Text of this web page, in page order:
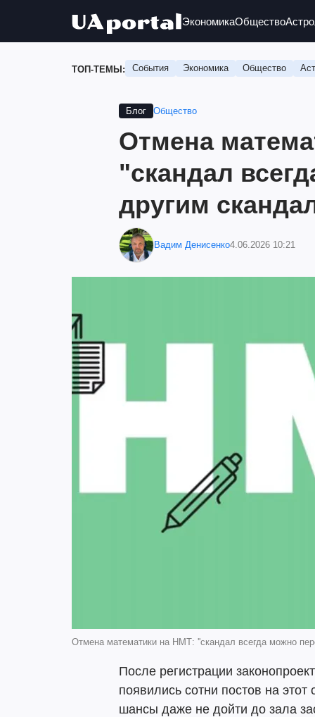
ЭкономикаОбщество
ТОП-ТЕМЫ: События Экономика Общество
Блог Общество
Отмена
"скандал
другим
Вадим Денисенко4.06.2026 10:21
Отмена математики на НМТ: ''скандал всегда можно
После регистрации
появились сотни постов на этот
шансы даже не дойти до зала